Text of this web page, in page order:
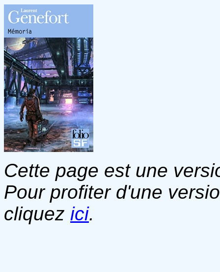
Cette page est une
Pour profiter d'une
cliquez ici.